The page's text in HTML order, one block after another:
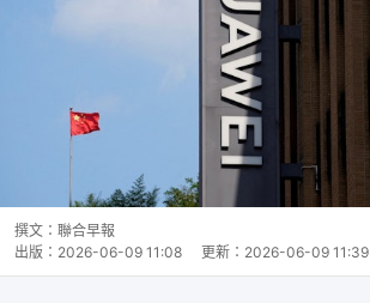
撰文： 聯合早報
出版： 2026-06-09 11:08 更新： 2026-06-09 11:39